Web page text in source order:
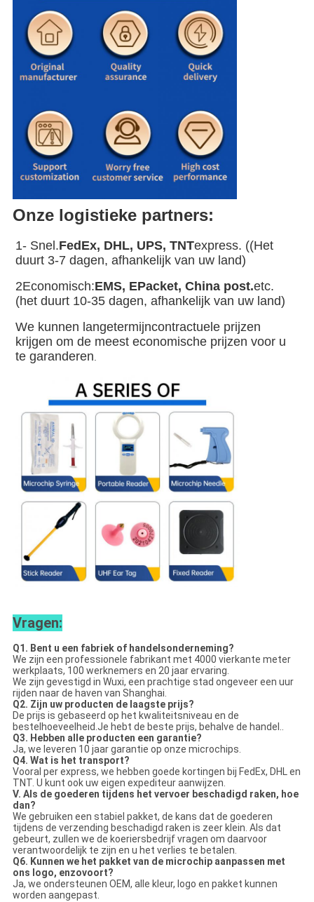
Onze logistieke partners:
1- Snel.FedEx, DHL, UPS, TNTexpress. ((Het
duurt 3-7 dagen, afhankelijk van uw land)
2Economisch:EMS, EPacket, China post.etc.
(het duurt 10-35 dagen, afhankelijk van uw land)
We kunnen langetermijncontractuele prijzen
krijgen om de meest economische prijzen voor u
te garanderen.
Vragen:
Q1. Bent u een fabriek of handelsonderneming?
We zijn een professionele fabrikant met 4000 vierkante meter
werkplaats, 100 werknemers en 20 jaar ervaring.
We zijn gevestigd in Wuxi, een prachtige stad ongeveer een uur
rijden naar de haven van Shanghai.
Q2. Zijn uw producten de laagste prijs?
De prijs is gebaseerd op het kwaliteitsniveau en de
bestelhoeveelheid.Je hebt de beste prijs, behalve de handel..
Q3. Hebben alle producten een garantie?
Ja, we leveren 10 jaar garantie op onze microchips.
Q4. Wat is het transport?
Vooral per express, we hebben goede kortingen bij FedEx, DHL en
TNT. U kunt ook uw eigen expediteur aanwijzen.
V. Als de goederen tijdens het vervoer beschadigd raken, hoe
dan?
We gebruiken een stabiel pakket, de kans dat de goederen
tijdens de verzending beschadigd raken is zeer klein. Als dat
gebeurt, zullen we de koeriersbedrijf vragen om daarvoor
verantwoordelijk te zijn en u het verlies te betalen.
Q6. Kunnen we het pakket van de microchip aanpassen met
ons logo, enzovoort?
Ja, we ondersteunen OEM, alle kleur, logo en pakket kunnen
worden aangepast.